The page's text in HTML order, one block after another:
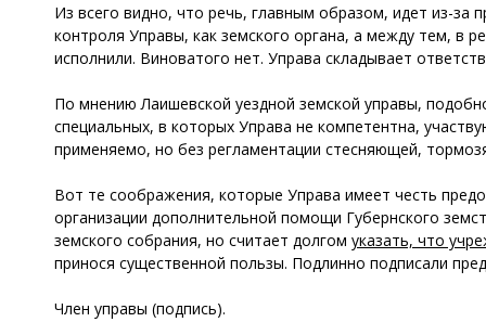
Из всего видно, что речь, главным образом, идет из-за
контроля Управы, как земского органа, а между тем, в
исполнили. Виноватого нет. Управа складывает
По мнению Лаишевской уездной земской управы,
специальных, в которых Управа не компетентна,
применяемо, но без регламентации стесняющей,
Вот те соображения, которые Управа имеет честь
организации дополнительной помощи Губернского
земского собрания, но считает долгом указать, что
принося существенной пользы. Подлинно подписали
Член управы (подпись).